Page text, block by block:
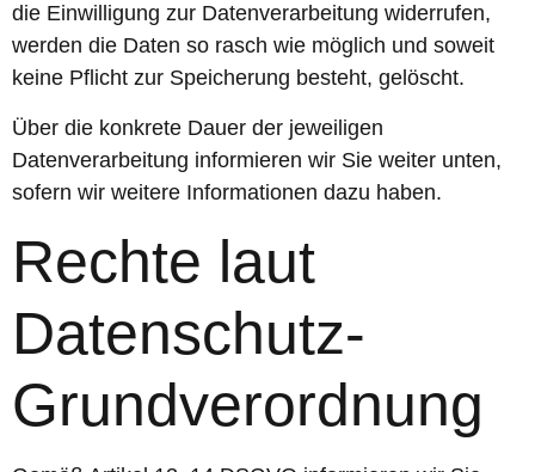
die Einwilligung zur Datenverarbeitung widerrufen,
werden die Daten so rasch wie möglich und soweit
keine Pflicht zur Speicherung besteht, gelöscht.
Über die konkrete Dauer der jeweiligen
Datenverarbeitung informieren wir Sie weiter unten,
sofern wir weitere Informationen dazu haben.
Rechte laut
Datenschutz-
Grundverordnung